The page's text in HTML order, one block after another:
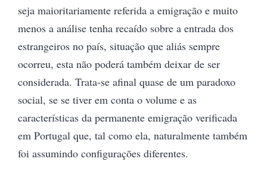
seja maioritariamente referida a emigração e muito
menos a análise tenha recaído sobre a entrada dos
estrangeiros no país, situação que aliás sempre
ocorreu, esta não poderá também deixar de ser
considerada. Trata-se afinal quase de um paradoxo
social, se se tiver em conta o volume e as
características da permanente emigração verificada
em Portugal que, tal como ela, naturalmente também
foi assumindo configurações diferentes.